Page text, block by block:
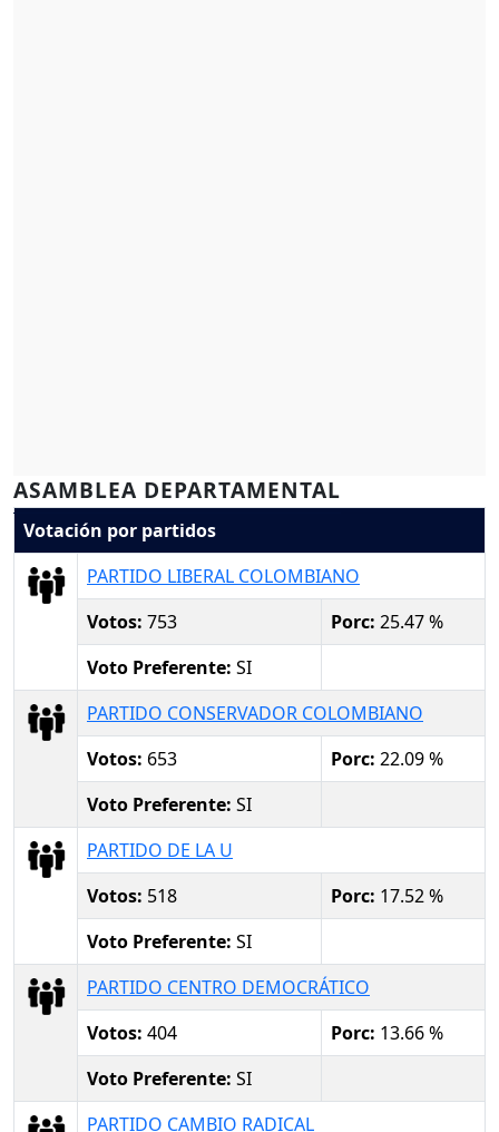
ASAMBLEA DEPARTAMENTAL
Votación por partidos
PARTIDO LIBERAL COLOMBIANO
Votos: 753 Porc: 25.47 %
Voto Preferente: SI
PARTIDO CONSERVADOR COLOMBIANO
Votos: 653 Porc: 22.09 %
Voto Preferente: SI
PARTIDO DE LA U
Votos: 518 Porc: 17.52 %
Voto Preferente: SI
PARTIDO CENTRO DEMOCRÁTICO
Votos: 404 Porc: 13.66 %
Voto Preferente: SI
PARTIDO CAMBIO RADICAL